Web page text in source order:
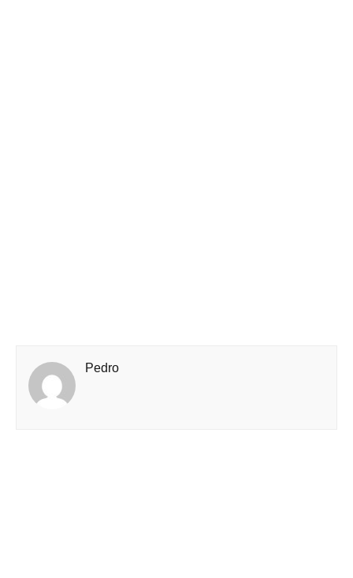
Pedro